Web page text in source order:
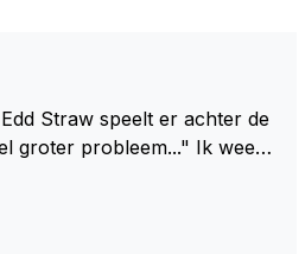
Straw speelt er achter de
probleem..." Ik weet